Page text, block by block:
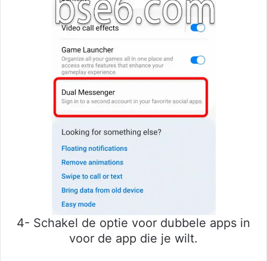
4- Schakel de optie voor dubbele apps in
voor de app die je wilt.